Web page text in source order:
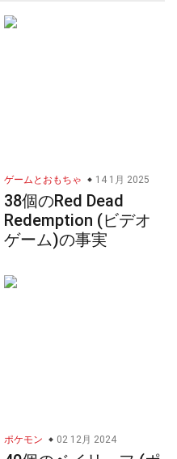
ゲームとおもちゃ 14 1月 2025
38個のRed Dead
Redemption (ビデオ
ゲーム)の事実
ポケモン 02 12月 2024